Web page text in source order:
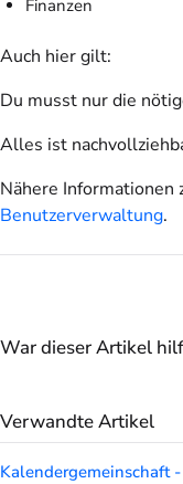
Finanzen
Auch hier gilt:
Du musst nur die
Alles ist
Nähere Informationen
Benutzerverwaltung.
War dieser Artikel
Verwandte Artikel
Kalendergemeinschaft